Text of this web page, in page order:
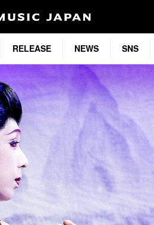
RELEASE NEWS SNS